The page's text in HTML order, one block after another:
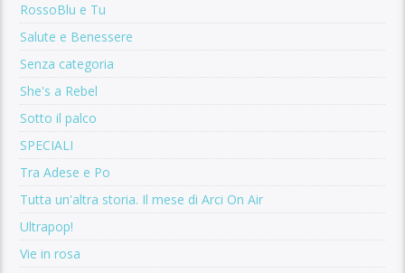
RossoBlu e Tu
Salute e Benessere
Senza categoria
She's a Rebel
Sotto il palco
SPECIALI
Tra Adese e Po
Tutta un'altra storia. Il mese di Arci On Air
Ultrapop!
Vie in rosa